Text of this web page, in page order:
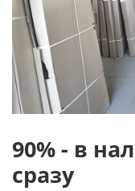
90% - в
сразу